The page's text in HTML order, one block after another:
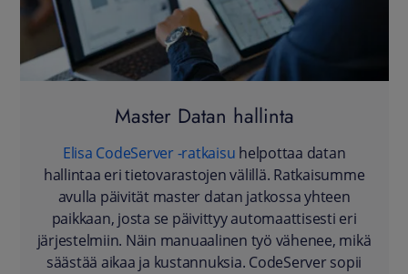
Master Datan hallinta
Elisa CodeServer -ratkaisu helpottaa datan
hallintaa eri tietovarastojen välillä. Ratkaisumme
avulla päivität master datan jatkossa yhteen
paikkaan, josta se päivittyy automaattisesti eri
järjestelmiin. Näin manuaalinen työ vähenee, mikä
säästää aikaa ja kustannuksia. CodeServer sopii